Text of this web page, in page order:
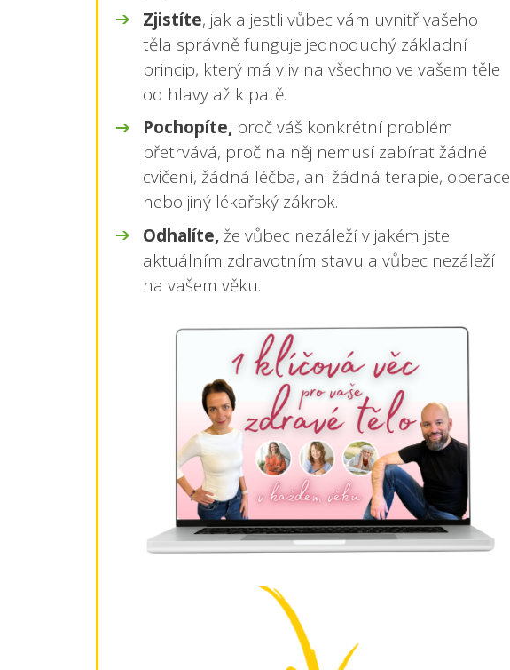
Zjistíte, jak a jestli vůbec vám uvnitř vašeho
těla správně funguje jednoduchý základní
princip, který má vliv na všechno ve vašem těle
od hlavy až k patě.
Pochopíte,proč váš konkrétní problém
přetrvává, proč na něj nemusí zabírat žádné
cvičení, žádná léčba, ani žádná terapie, operace
nebo jiný lékařský zákrok.
Odhalíte,že vůbec nezáleží v jakém jste
aktuálním zdravotním stavu a vůbec nezáleží
na vašem věku.